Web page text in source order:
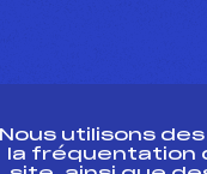
Nous utilisons
la fréquentation